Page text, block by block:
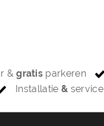
&gratis parkeren
Installatie & service